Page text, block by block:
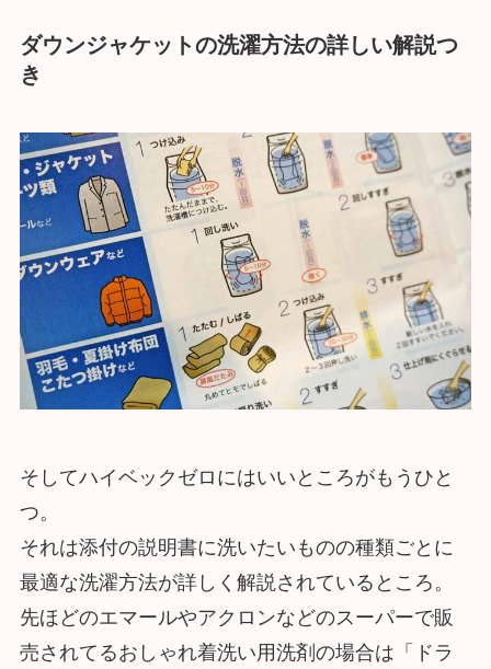
ダウンジャケットの洗濯方法の詳しい解説つ
き
そしてハイベックゼロにはいいところがもうひと
つ。
それは添付の説明書に洗いたいものの種類ごとに
最適な洗濯方法が詳しく解説されているところ。
先ほどのエマールやアクロンなどのスーパーで販
売されてるおしゃれ着洗い用洗剤の場合は「ドラ